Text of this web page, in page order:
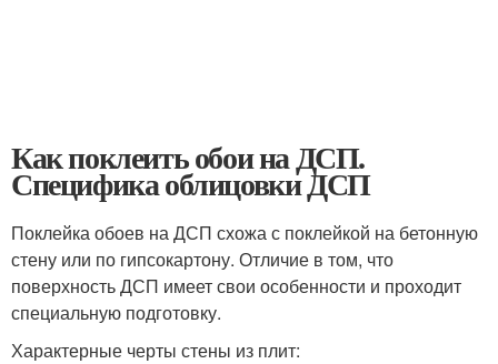
Как поклеить обои на ДСП.
Специфика облицовки ДСП
Поклейка обоев на ДСП схожа с поклейкой на бетонную
стену или по гипсокартону. Отличие в том, что
поверхность ДСП имеет свои особенности и проходит
специальную подготовку.
Характерные черты стены из плит: